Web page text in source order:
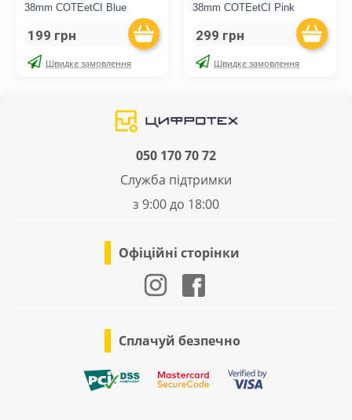
38mm COTEetCI Blue
199 грн
Швидке замовлення
38mm COTEetCI Pink
299 грн
Швидке замовлення
050 170 70 72
Служба підтримки
з 9:00 до 18:00
Офіційні сторінки
Сплачуй безпечно